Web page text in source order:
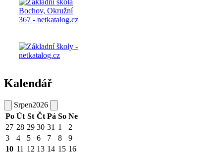
Kalendář
Srpen2026
Po Út St Čt Pá So Ne
27 28 29 30 31 1
2
3
4 5 6 7 8
9
10 11 12 13 14 15 16